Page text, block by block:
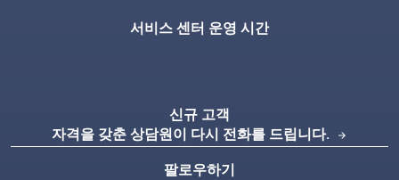
서비스 센터 운영 시간
신규 고객
자격을 갖춘 상담원이 다시 전화를 드립니다.
arrow_forward
팔로우하기